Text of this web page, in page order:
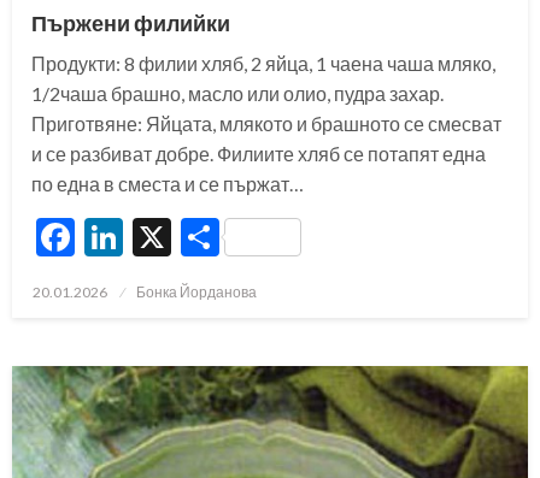
Пържени филийки
Продукти: 8 филии хляб, 2 яйца, 1 чаена чаша мляко,
1/2чаша брашно, масло или олио, пудра захар.
Приготвяне: Яйцата, млякото и брашното се смесват
и се разбиват добре. Филиите хляб се потапят една
по една в сместа и се пържат…
Facebook
LinkedIn
X Share
Posted
20.01.2026 Бонка Йорданова